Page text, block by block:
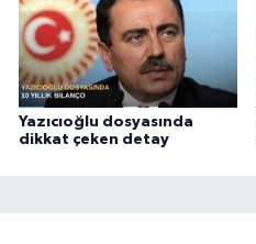
Yazıcıoğlu dosyasında
dikkat çeken detay